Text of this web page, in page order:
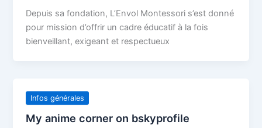
Depuis sa fondation, L’Envol Montessori s’est donné
pour mission d’offrir un cadre éducatif à la fois
bienveillant, exigeant et respectueux
Infos générales
My anime corner on bskyprofile